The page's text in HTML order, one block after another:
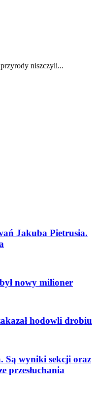
niszczyli...
Jakuba Pietrusia.
nowy milioner
hodowli drobiu
Są wyniki sekcji oraz
przesłuchania